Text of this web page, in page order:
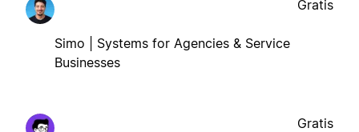
Simo | Systems for Agencies & Service
Businesses
Gratis
Gratis